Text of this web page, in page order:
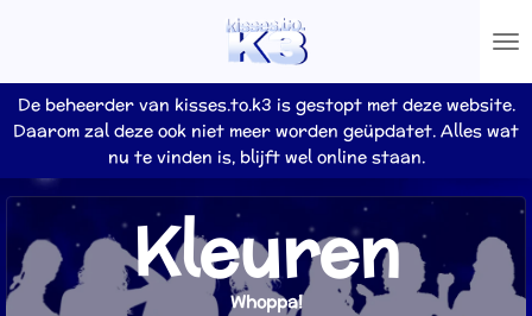
de
hoofdinhoud
De beheerder van kisses.to.k3 is gestopt met deze website.
Daarom zal deze ook niet meer worden geüpdatet. Alles wat
nu te vinden is, blijft wel online staan.
Kleuren
Whoppa!